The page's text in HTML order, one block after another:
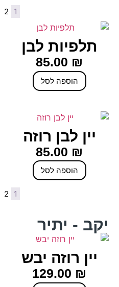
1
2
תלפיות לבן
85.00 ₪
הוספה לסל
יין לבן רוזה
85.00 ₪
הוספה לסל
1
2
יקב - יתיר
יין רוזה יבש
129.00 ₪